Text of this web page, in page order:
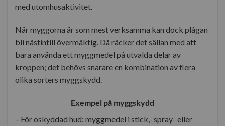
med utomhusaktivitet.
När myggorna är som mest verksamma kan dock plågan
bli nästintill övermäktig. Då räcker det sällan med att
bara använda ett myggmedel på utvalda delar av
kroppen; det behövs snarare en kombination av flera
olika sorters myggskydd.
Exempel på myggskydd
– För oskyddad hud: myggmedel i stick,- spray- eller